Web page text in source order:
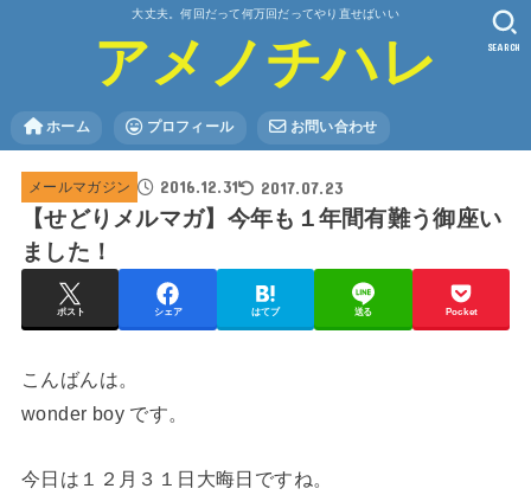
大丈夫。何回だって何万回だってやり直せばいい
アメノチハレ
ホーム プロフィール お問い合わせ
SEARCH
メールマガジン 2016.12.31 2017.07.23
【せどりメルマガ】今年も１年間有難う御座い
ました！
ポスト シェア はてブ 送る Pocket
こんばんは。
wonder boy です。
今日は１２月３１日大晦日ですね。